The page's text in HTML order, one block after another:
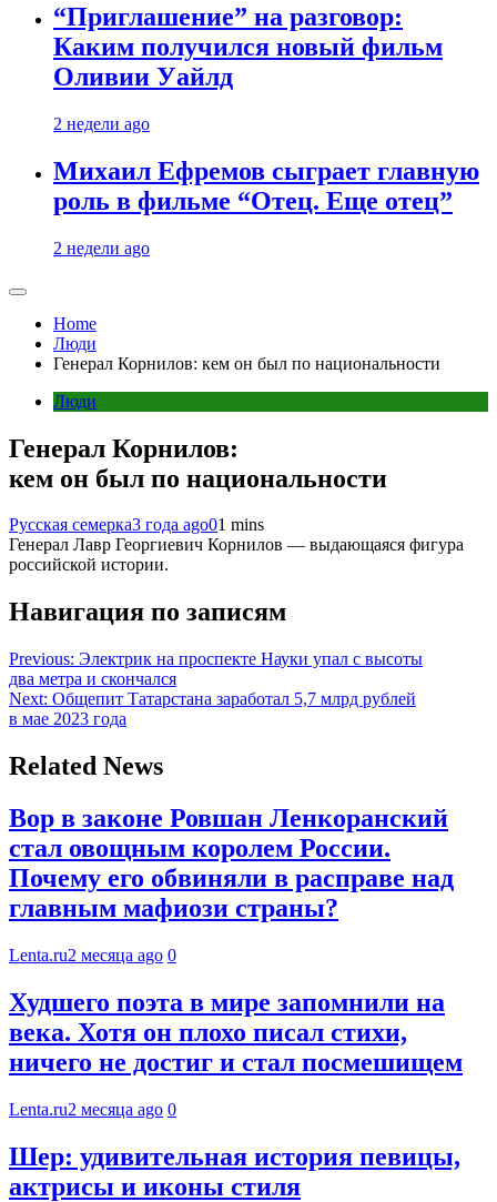
“Приглашение” на разговор:
Каким получился новый фильм
Оливии Уайлд
2 недели ago
Михаил Ефремов сыграет главную
роль в фильме “Отец. Еще отец”
2 недели ago
Home
Люди
Генерал Корнилов: кем он был по национальности
Люди
Генерал Корнилов:
кем он был по национальности
Русская семерка3 года ago01 mins
Генерал Лавр Георгиевич Корнилов — выдающаяся фигура
российской истории.
Навигация по записям
Previous: Электрик на проспекте Науки упал с высоты
два метра и скончался
Next: Общепит Татарстана заработал 5,7 млрд рублей
в мае 2023 года
Related News
Вор в законе Ровшан Ленкоранский
стал овощным королем России.
Почему его обвиняли в расправе над
главным мафиози страны?
Lenta.ru2 месяца ago 0
Худшего поэта в мире запомнили на
века. Хотя он плохо писал стихи,
ничего не достиг и стал посмешищем
Lenta.ru2 месяца ago 0
Шер: удивительная история певицы,
актрисы и иконы стиля